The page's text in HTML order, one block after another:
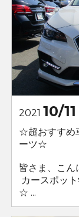
2021 10/11
☆超おすす
ーツ☆
皆さま、こ
カースポッ
☆ ...